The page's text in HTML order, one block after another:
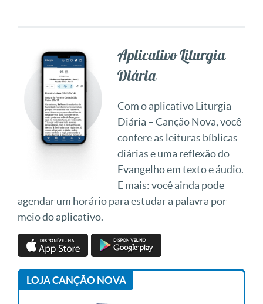
Aplicativo Liturgia
Diária
Com o aplicativo Liturgia
Diária – Canção Nova, você
confere as leituras bíblicas
diárias e uma reflexão do
Evangelho em texto e áudio.
E mais: você ainda pode
agendar um horário para estudar a palavra por
meio do aplicativo.
LOJA CANÇÃO NOVA